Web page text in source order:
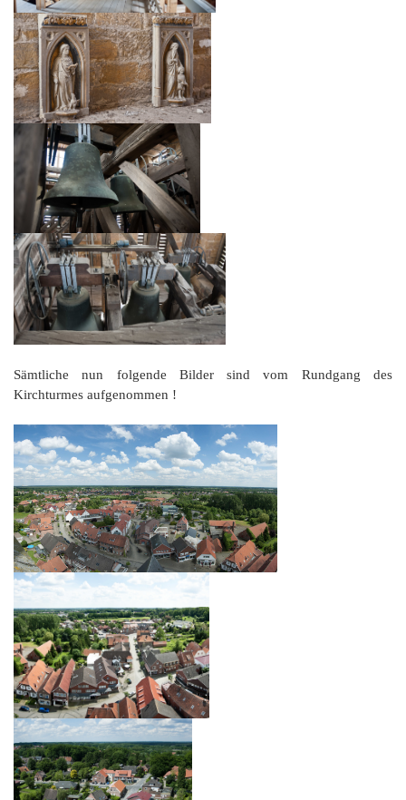
Sämtliche nun folgende Bilder sind vom Rundgang des
Kirchturmes aufgenommen !